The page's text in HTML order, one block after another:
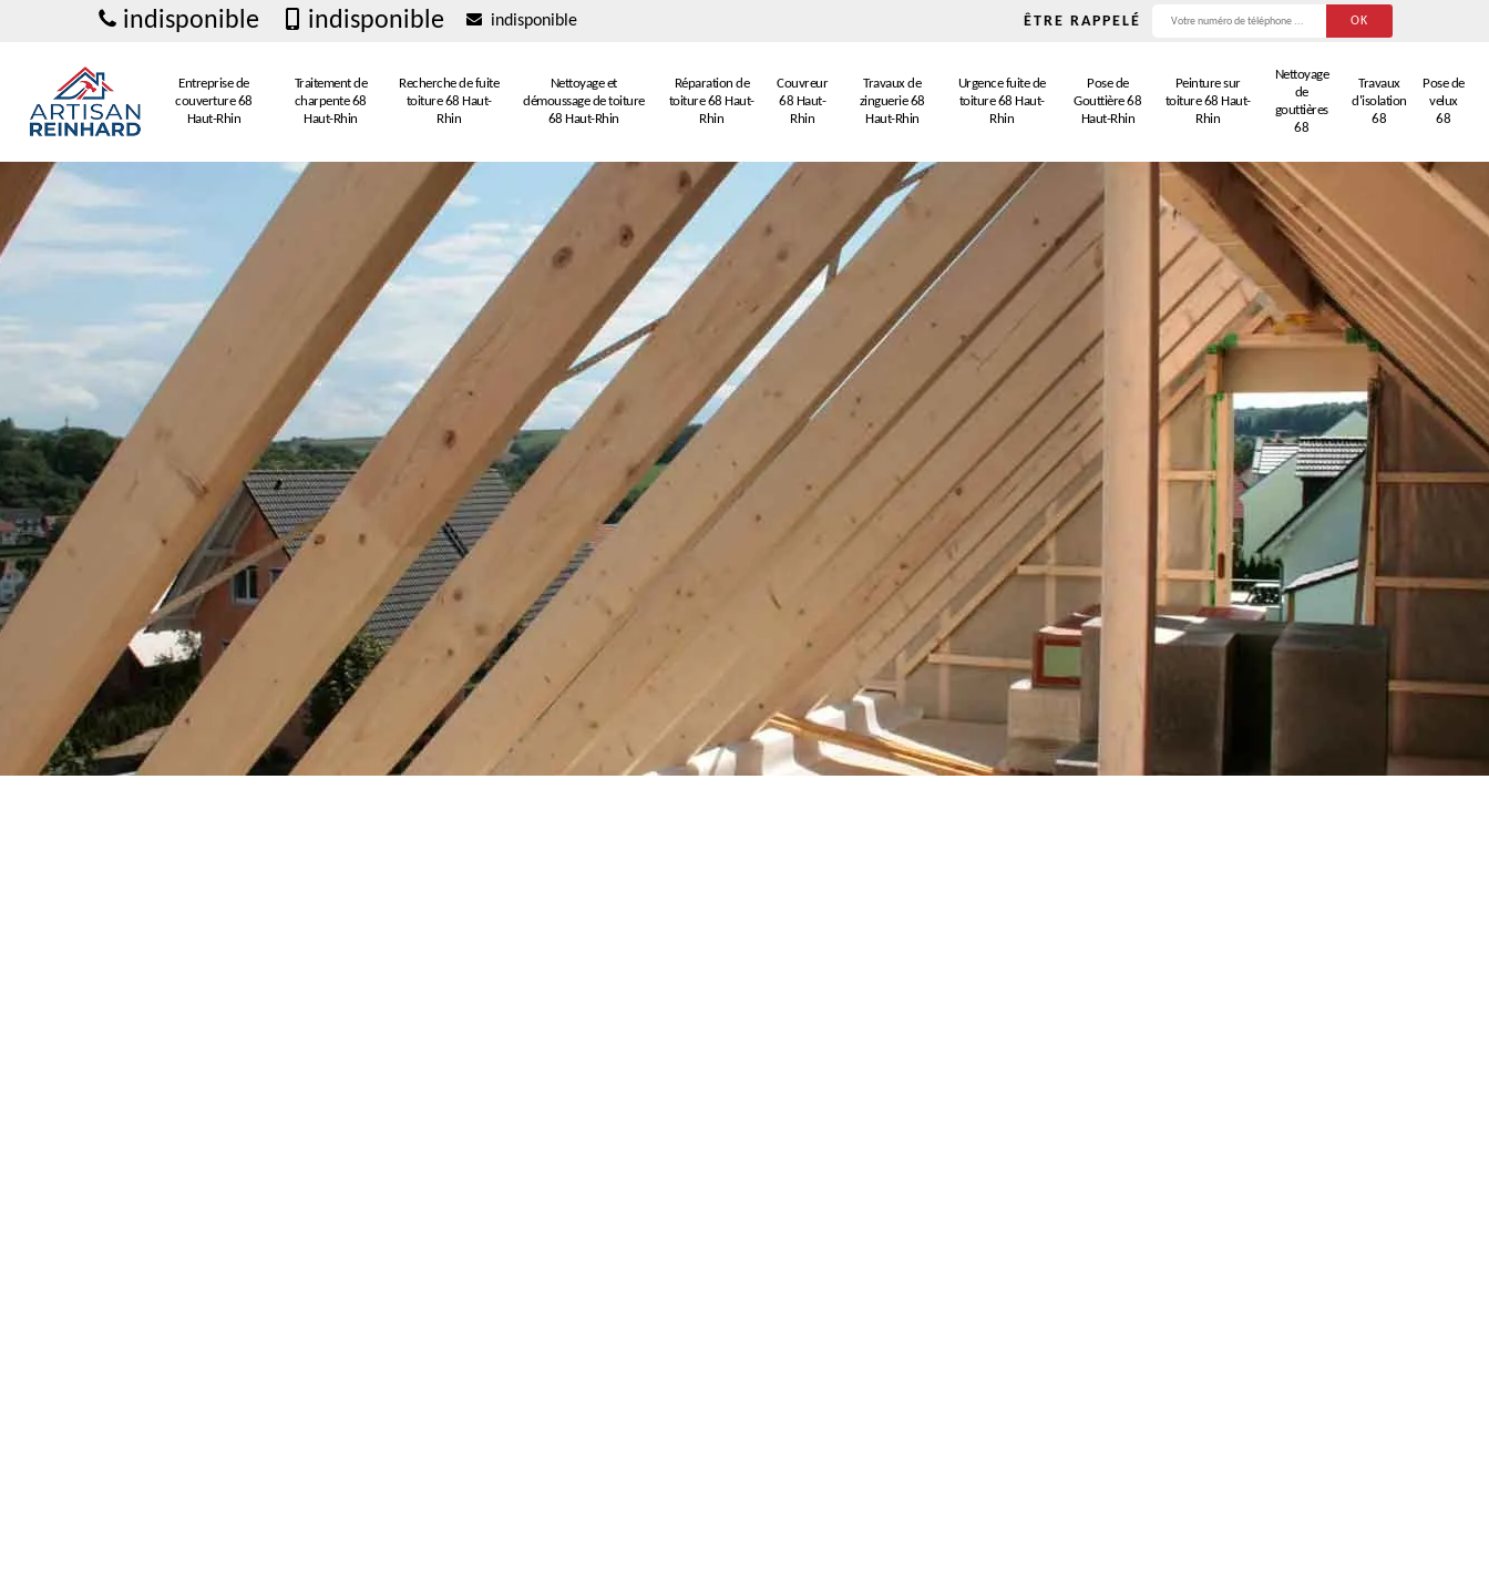
indisponible indisponible indisponible ÊTRE RAPPELÉ
Entreprise de
couverture 68
Haut-Rhin
Traitement de
charpente 68
Haut-Rhin
Recherche de fuite
toiture 68 Haut-
Rhin
Nettoyage et
démoussage de toiture
68 Haut-Rhin
Réparation de
toiture 68 Haut-
Rhin
Couvreur
68 Haut-
Rhin
Travaux de
zinguerie 68
Haut-Rhin
Urgence fuite de
toiture 68 Haut-
Rhin
Pose de
Gouttière 68
Haut-Rhin
Peinture sur
toiture 68 Haut-
Rhin
Nettoyage
de
gouttières
68
Travaux
d'isolation
68
Pose de
velux
68